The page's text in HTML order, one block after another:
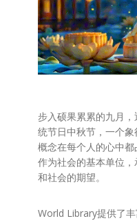
步入硕果累累的九月
统节日中秋节，一个
概念在每个人的心中都
作为社会的基本单位
和社会的期望。
World Library提供了